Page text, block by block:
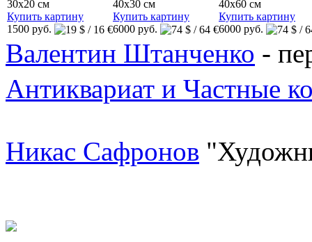
30x20 см
Купить картину
1500 руб.
40x30 см
Купить картину
6000 руб.
40x60 см
Купить картину
6000 руб.
Валентин Штанченко -
Антиквариат и Частные
Никас Сафронов